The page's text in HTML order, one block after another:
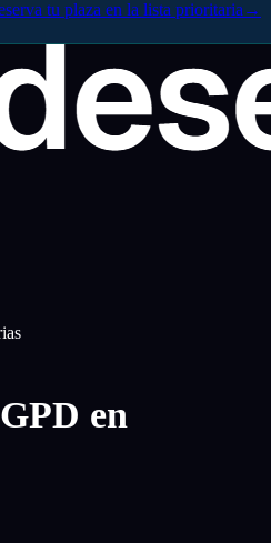
tu plaza en la lista prioritaria →
en